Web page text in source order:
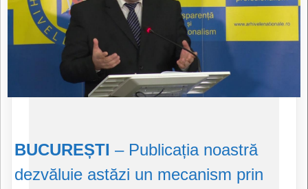
BUCUREȘTI – Publicația noastră
dezvăluie astăzi un mecanism prin